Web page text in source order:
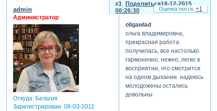
Поделиться
3
18-12-2015
00:26:30
admin
Администратор
Откуда:Бельгия.
Зарегистрирован: 08-03-2011
oligawlad
ольга владимировна,
прекрасная работа
получилась, все настолько
гармонично, нежно, легко в
восприятии, что смотрится
на одном дыхании. надеюсь
молодожены остались
довольны
+1